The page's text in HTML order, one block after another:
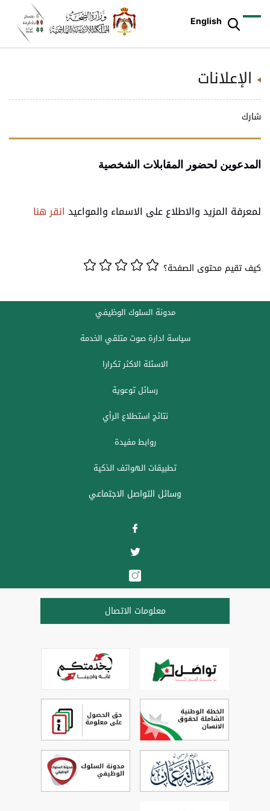
English
الإعلانات
شارك
المدعوين لحضور المقابلات الشخصية
لمعرفة المزيد والاطلاع على الاسماء والمواعيد انقر هنا
كيف تقيم محتوى الصفحة؟
مدونة السلوك الوظيفي
سياسة ادارة صوت متلقي الخدمة
الاسئلة الاكثر تكرارا
رسائل توعوية
نتائج استطلاع الرأي
روابط مفيدة
تطبيقات الهواتف الذكية
وسائل التواصل الاجتماعي
معلومات الاتصال